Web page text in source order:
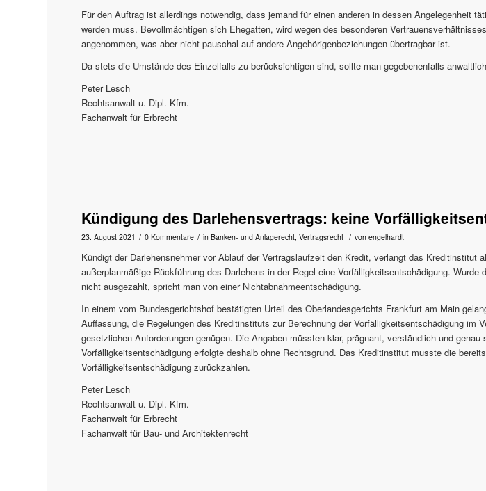
Für den Auftrag ist allerdings notwendig, dass jemand für einen anderen in dessen Angelegenheit
werden muss. Bevollmächtigen sich Ehegatten, wird wegen des besonderen
angenommen, was aber nicht pauschal auf andere Angehörigenbeziehungen übertragbar ist.
Da stets die Umstände des Einzelfalls zu berücksichtigen sind, sollte man gegebenenfalls
Peter Lesch
Rechtsanwalt u. Dipl.-Kfm.
Fachanwalt für Erbrecht
Kündigung des Darlehensvertrags: keine
23. August 2021 / 0 Kommentare / inBanken- und Anlagerecht,Vertragsrecht / vonengelhardt
Kündigt der Darlehensnehmer vor Ablauf der Vertragslaufzeit den Kredit, verlangt das Kreditinstitut
außerplanmäßige Rückführung des Darlehens in der Regel eine Vorfälligkeitsentschädigung. Wurde
nicht ausgezahlt, spricht man von einer Nichtabnahmeentschädigung.
In einem vom Bundesgerichtshof bestätigten Urteil des Oberlandesgerichts Frankfurt am Main
Auffassung, die Regelungen des Kreditinstituts zur Berechnung der Vorfälligkeitsentschädigung im
gesetzlichen Anforderungen genügen. Die Angaben müssten klar, prägnant, verständlich und genau
Vorfälligkeitsentschädigung erfolgte deshalb ohne Rechtsgrund. Das Kreditinstitut musste die
Vorfälligkeitsentschädigung zurückzahlen.
Peter Lesch
Rechtsanwalt u. Dipl.-Kfm.
Fachanwalt für Erbrecht
Fachanwalt für Bau- und Architektenrecht